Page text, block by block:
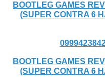
BOOTLEG GAMES
(SUPER CONTRA 6
BOOTLEG GAMES
(SUPER CONTRA 6